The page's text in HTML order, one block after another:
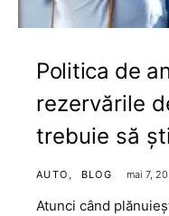
Politica de
rezervările
trebuie să
AUTO BLOG mai 7,
Atunci când